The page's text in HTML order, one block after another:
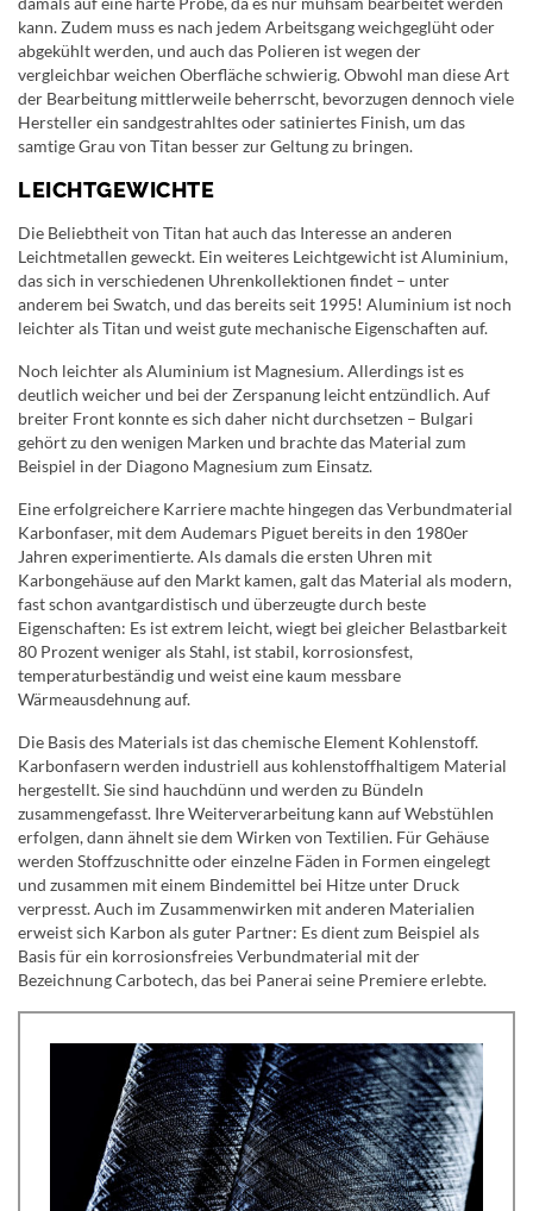
kann. Zudem muss es nach jedem Arbeitsgang weichgeglüht oder
abgekühlt werden, und auch das Polieren ist wegen der
vergleichbar weichen Oberfläche schwierig. Obwohl man diese Art
der Bearbeitung mittlerweile beherrscht, bevorzugen dennoch viele
Hersteller ein sandgestrahltes oder satiniertes Finish, um das
samtige Grau von Titan besser zur Geltung zu bringen.
LEICHTGEWICHTE
Die Beliebtheit von Titan hat auch das Interesse an anderen
Leichtmetallen geweckt. Ein weiteres Leichtgewicht ist Aluminium,
das sich in verschiedenen Uhrenkollektionen findet – unter
anderem bei Swatch, und das bereits seit 1995! Aluminium ist noch
leichter als Titan und weist gute mechanische Eigenschaften auf.
Noch leichter als Aluminium ist Magnesium. Allerdings ist es
deutlich weicher und bei der Zerspanung leicht entzündlich. Auf
breiter Front konnte es sich daher nicht durchsetzen – Bulgari
gehört zu den wenigen Marken und brachte das Material zum
Beispiel in der Diagono Magnesium zum Einsatz.
Eine erfolgreichere Karriere machte hingegen das Verbundmaterial
Karbonfaser, mit dem Audemars Piguet bereits in den 1980er
Jahren experimentierte. Als damals die ersten Uhren mit
Karbongehäuse auf den Markt kamen, galt das Material als modern,
fast schon avantgardistisch und überzeugte durch beste
Eigenschaften: Es ist extrem leicht, wiegt bei gleicher Belastbarkeit
80 Prozent weniger als Stahl, ist stabil, korrosionsfest,
temperaturbeständig und weist eine kaum messbare
Wärmeausdehnung auf.
Die Basis des Materials ist das chemische Element Kohlenstoff.
Karbonfasern werden industriell aus kohlenstoffhaltigem Material
hergestellt. Sie sind hauchdünn und werden zu Bündeln
zusammengefasst. Ihre Weiterverarbeitung kann auf Webstühlen
erfolgen, dann ähnelt sie dem Wirken von Textilien. Für Gehäuse
werden Stoffzuschnitte oder einzelne Fäden in Formen eingelegt
und zusammen mit einem Bindemittel bei Hitze unter Druck
verpresst. Auch im Zusammenwirken mit anderen Materialien
erweist sich Karbon als guter Partner: Es dient zum Beispiel als
Basis für ein korrosionsfreies Verbundmaterial mit der
Bezeichnung Carbotech, das bei Panerai seine Premiere erlebte.